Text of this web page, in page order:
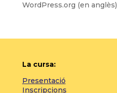
WordPress.org (en anglès)
La cursa:
Presentació
Inscripcions